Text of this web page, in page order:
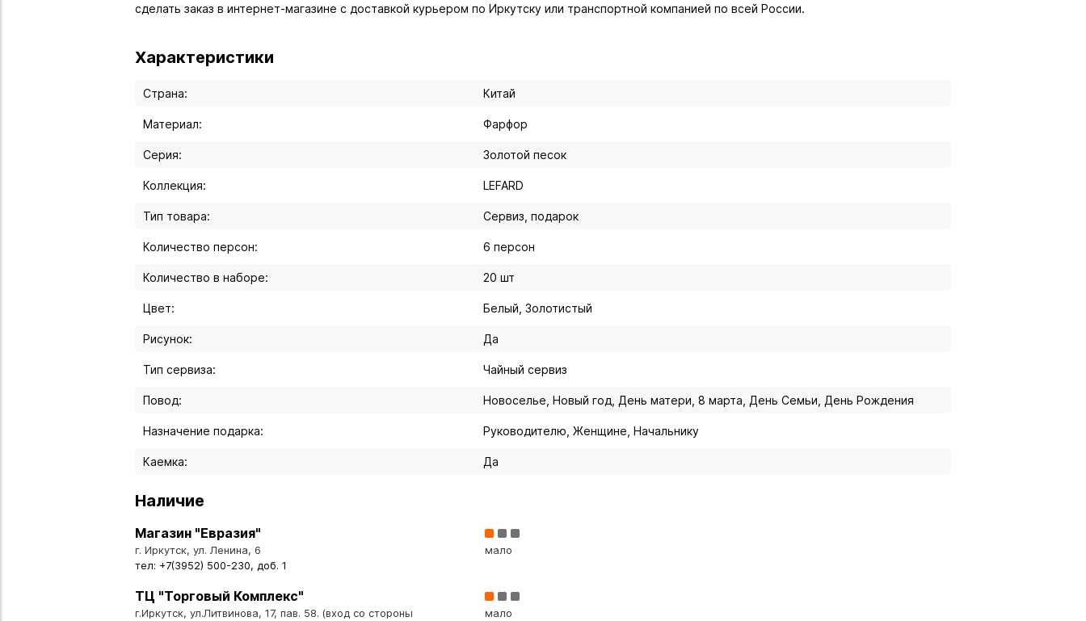
сделать заказ в интернет-магазине с доставкой курьером по Иркутску или транспортной компанией по всей России.
Характеристики
Страна: Китай
Материал: Фарфор
Серия: Золотой песок
Коллекция: LEFARD
Тип товара: Сервиз, подарок
Количество персон: 6 персон
Количество в наборе: 20 шт
Цвет: Белый, Золотистый
Рисунок: Да
Тип сервиза: Чайный сервиз
Повод: Новоселье, Новый год, День матери, 8 марта, День Семьи, День Рождения
Назначение подарка: Руководителю, Женщине, Начальнику
Каемка: Да
Наличие
Магазин "Евразия"
г. Иркутск, ул. Ленина, 6
тел: +7(3952) 500-230, доб. 1
мало
ТЦ "Торговый Комплекс"
г.Иркутск, ул.Литвинова, 17, пав. 58. (вход со стороны
мало